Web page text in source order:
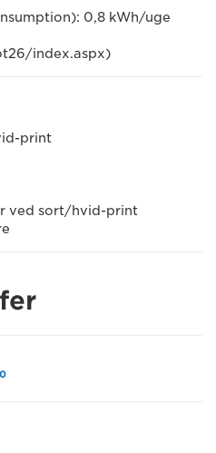
0,8 kWh/uge
index.aspx)
print
ved sort/hvid-print